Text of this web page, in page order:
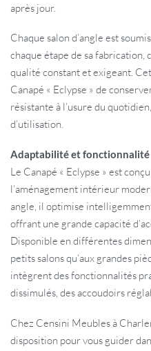
après jour.
Chaque salon d’angle est
chaque étape de sa fabrication,
qualité constant et exigeant.
Canapé « Eclypse » de
résistante à l’usure du
d’utilisation.
Adaptabilité et fonctionnalité
Le Canapé « Eclypse » est
l’aménagement intérieur
angle, il optimise
offrant une grande capacité
Disponible en différentes
petits salons qu’aux grandes
intègrent des fonctionnalités
dissimulés, des accoudoirs
Chez Censini Meubles à
disposition pour vous guider